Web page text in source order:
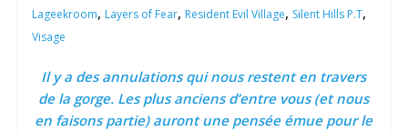
Lageekroom, Layers of Fear, Resident Evil Village, Silent Hills P.T,
Visage
Il y a des annulations qui nous restent en travers
de la gorge. Les plus anciens d’entre vous (et nous
en faisons partie) auront une pensée émue pour le